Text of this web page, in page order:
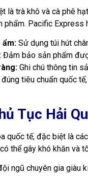
là trà khô và cà phê
phẩm. Pacific Express
ẩm: Sử dụng túi hút
Đảm bảo sản phẩm
Ghi chú thông tin
tiêu chuẩn quốc
Tục Hải
quốc tế, đặc biệt là
thể gây khó khăn và
ngũ chuyên gia giàu